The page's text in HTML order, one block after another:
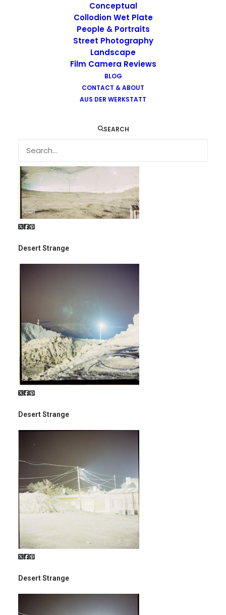
Conceptual
Collodion Wet Plate
People & Portraits
Street Photography
Landscape
Film Camera Reviews
BLOG
CONTACT & ABOUT
AUS DER WERKSTATT
SEARCH
Images tagged "desert"
Images tagged "desert"
Desert Strange
Desert Strange
Desert Strange